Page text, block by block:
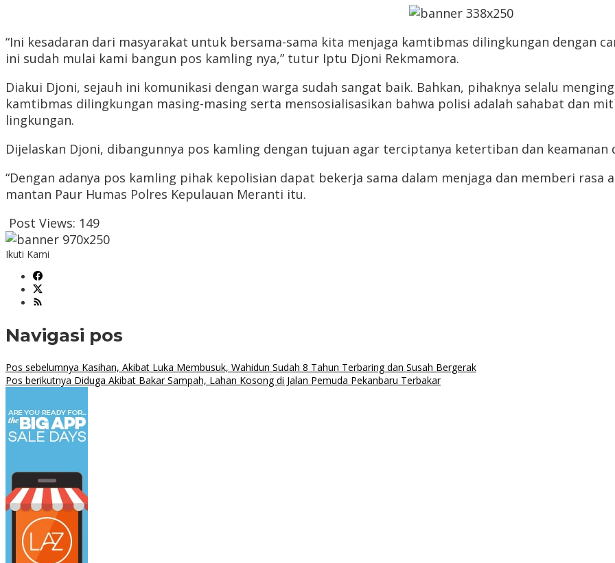
“Ini kesadaran dari masyarakat untuk bersama-sama kita menjaga kamtibmas dilingkungan dengan
ini sudah mulai kami bangun pos kamling nya,” tutur Iptu Djoni Rekmamora.
Diakui Djoni, sejauh ini komunikasi dengan warga sudah sangat baik. Bahkan, pihaknya selalu
kamtibmas dilingkungan masing-masing serta mensosialisasikan bahwa polisi adalah sahabat dan
lingkungan.
Dijelaskan Djoni, dibangunnya pos kamling dengan tujuan agar terciptanya ketertiban dan keamanan
“Dengan adanya pos kamling pihak kepolisian dapat bekerja sama dalam menjaga dan memberi rasa
mantan Paur Humas Polres Kepulauan Meranti itu.
Post Views: 149
Ikuti Kami
Navigasi pos
Pos sebelumnya Kasihan, Akibat Luka Membusuk, Wahidun Sudah 8 Tahun Terbaring dan Susah Bergerak
Pos berikutnya Diduga Akibat Bakar Sampah, Lahan Kosong di Jalan Pemuda Pekanbaru Terbakar